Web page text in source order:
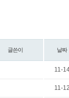
글쓴이 날짜
11-
11-12